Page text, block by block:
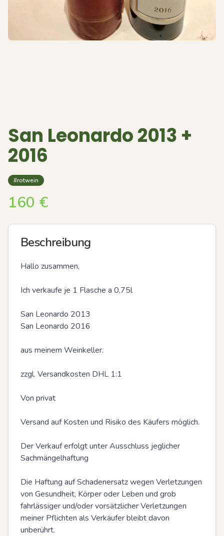
San Leonardo 2013 +
2016
#rotwein
160 €
Beschreibung
Hallo zusammen,
Ich verkaufe je 1 Flasche a 0,75l
San Leonardo 2013
San Leonardo 2016
aus meinem Weinkeller.
zzgl. Versandkosten DHL 1:1
Von privat
Versand auf Kosten und Risiko des Käufers möglich.
Der Verkauf erfolgt unter Ausschluss jeglicher
Sachmängelhaftung
Die Haftung auf Schadenersatz wegen Verletzungen
von Gesundheit, Körper oder Leben und grob
fahrlässiger und/oder vorsätzlicher Verletzungen
meiner Pflichten als Verkäufer bleibt davon
unberührt.